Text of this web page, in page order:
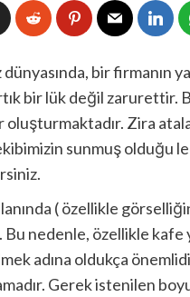
bir firmanın
bir lük değil zarurettir.
oluşturmaktadır. Zira
sunmuş olduğu
( özellikle
Bu nedenle, özellikle
adına oldukça
Gerek istenilen